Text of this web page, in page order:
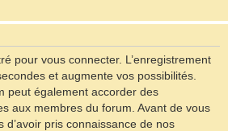
pour vous connecter. L’enregistrement
et augmente vos possibilités.
peut également accorder des
aux membres du forum. Avant de vous
d’avoir pris connaissance de nos